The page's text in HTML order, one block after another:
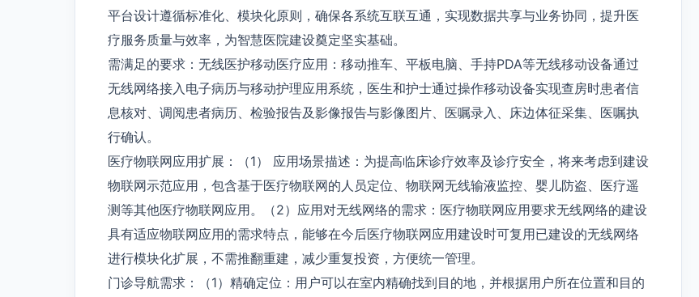
平台设计遵循标准化、模块化原则，确保各系统互联互通，实现数据共享与业务协同，提升医
疗服务质量与效率，为智慧医院建设奠定坚实基础。
需满足的要求：无线医护移动医疗应用：移动推车、平板电脑、手持PDA等无线移动设备通过
无线网络接入电子病历与移动护理应用系统，医生和护士通过操作移动设备实现查房时患者信
息核对、调阅患者病历、检验报告及影像报告与影像图片、医嘱录入、床边体征采集、医嘱执
行确认。
医疗物联网应用扩展：（1） 应用场景描述：为提高临床诊疗效率及诊疗安全，将来考虑到建设
物联网示范应用，包含基于医疗物联网的人员定位、物联网无线输液监控、婴儿防盗、医疗遥
测等其他医疗物联网应用。（2）应用对无线网络的需求：医疗物联网应用要求无线网络的建设
具有适应物联网应用的需求特点，能够在今后医疗物联网应用建设时可复用已建设的无线网络
进行模块化扩展，不需推翻重建，减少重复投资，方便统一管理。
门诊导航需求：（1）精确定位：用户可以在室内精确找到目的地，并根据用户所在位置和目的